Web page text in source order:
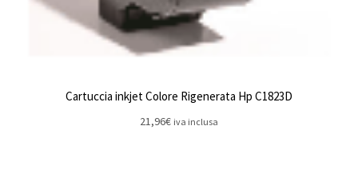
Cartuccia inkjet Colore Rigenerata Hp C1823D
21,96€ iva inclusa